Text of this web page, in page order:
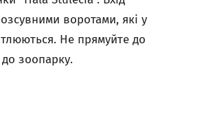
воротами, які у
Не прямуйте до
зоопарку.